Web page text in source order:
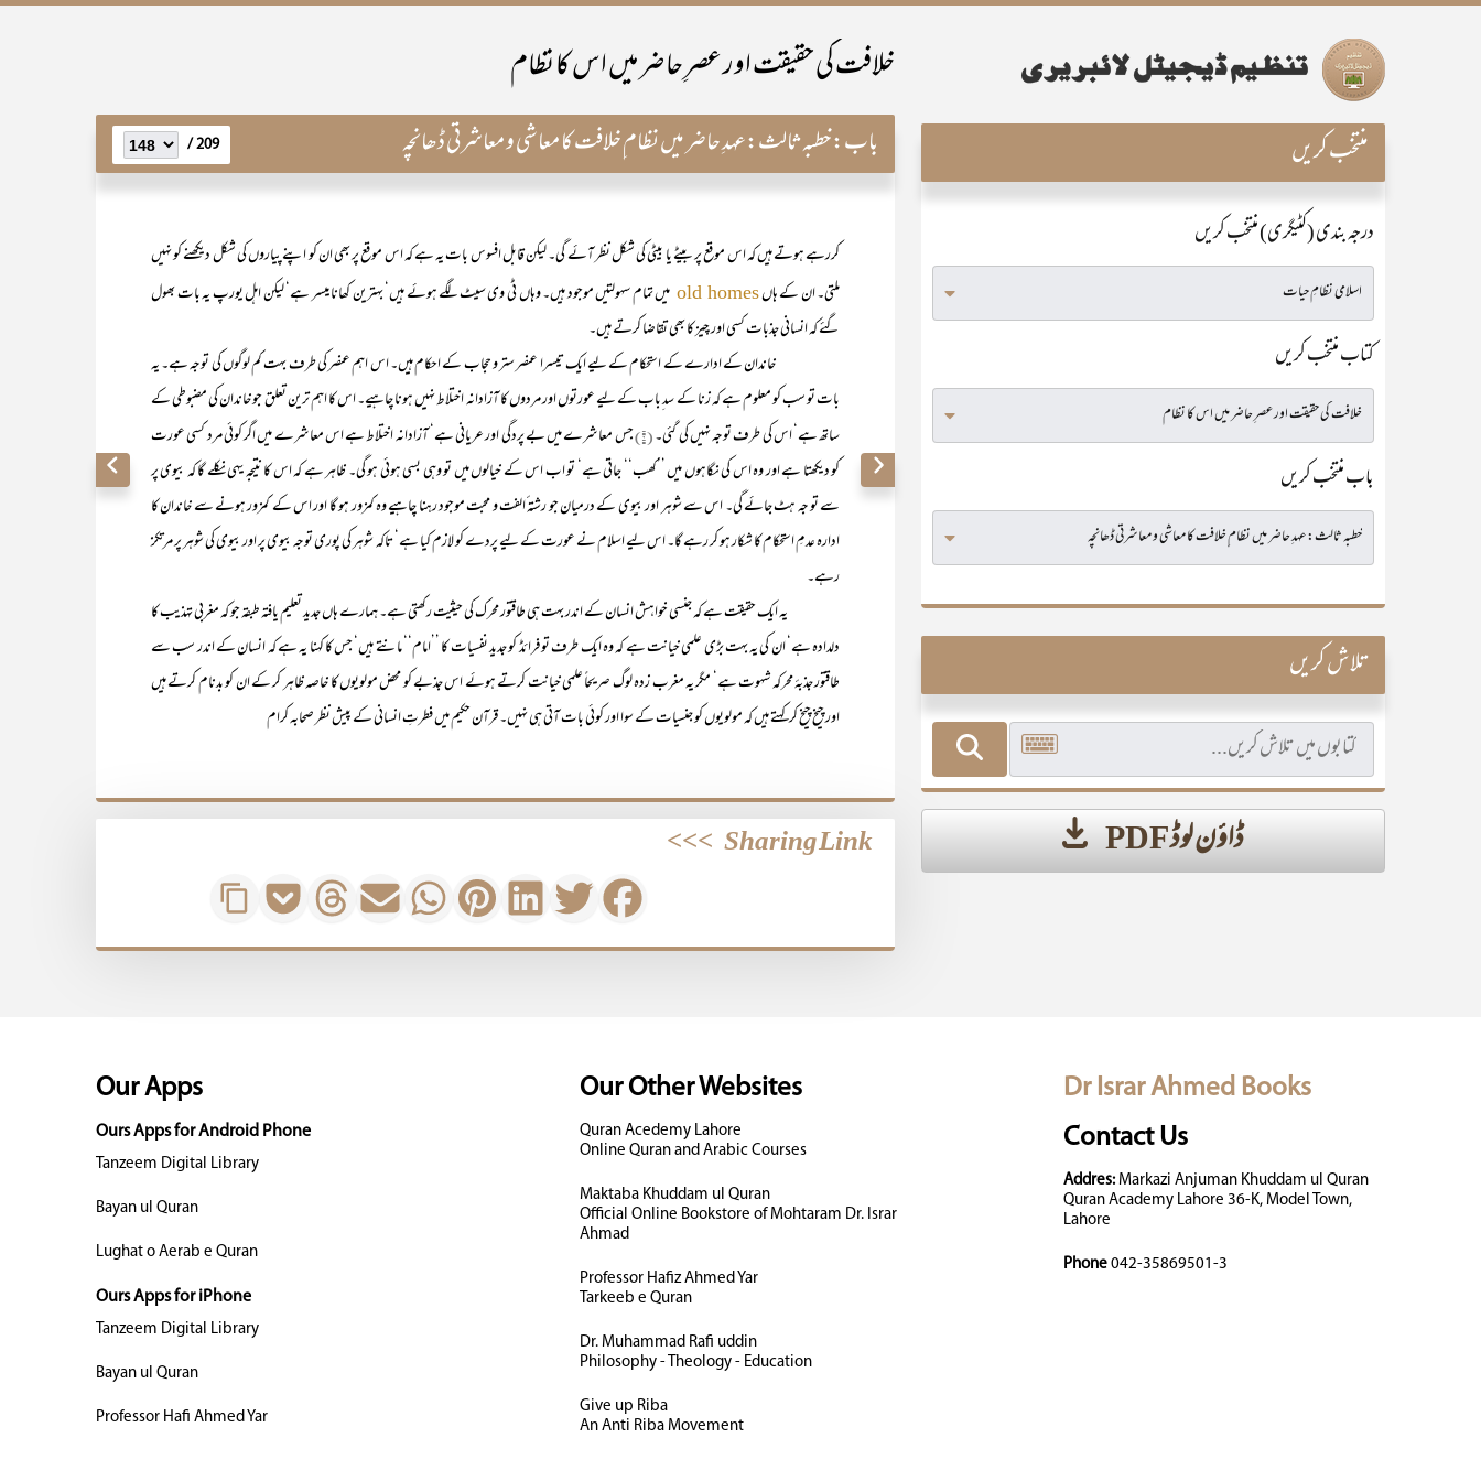
خلافت کی حقیقت اور عصرِ حاضر میں اس کا نظام
باب:خطبہ ثالث:عہدِ حاضر میں نظام ِخلافت کا معاشی و معاشرتی ڈھانچہ 209 /
کررہے ہوتے ہیں کہ اس موقع پر بیٹے یا بیٹی کی شکل نظر آئے گی۔ لیکن قابل افسوس بات یہ ہے کہ اس موقع پر بھی ان کو اپنے پیاروں کی شکل دیکھنے کو نہیں
ملتی۔ ان کے ہاںold homes میں تمام سہولتیں موجود ہیں۔ وہاں ٹی وی سیٹ لگے ہوئے ہیں‘ بہترین کھانا میسر ہے‘ لیکن اہل یورپ یہ بات بھول
گئے کہ انسانی جذبات کسی اور چیز کا بھی تقاضا کرتے ہیں۔
خاندان کے ادارے کے استحکام کے لیے ایک تیسرا عنصر ستر و حجاب کے احکام ہیں۔ اس اہم عنصر کی طرف بہت کم لوگوں کی توجہ ہے۔ یہ
بات تو سب کو معلوم ہے کہ زنا کے سد ِباب کے لیے عورتوں اور مردوں کا آزادانہ اختلاط نہیں ہونا چاہیے۔ اس کا اہم ترین تعلق جو خاندان کی مضبوطی کے
ساتھ ہے‘ اس کی طرف توجہ نہیں کی گئی۔(۶) جس معاشرے میں بے پردگی اور عریانی ہے‘ آزادانہ اختلاط ہے اس معاشرے میں اگر کوئی مرد کسی عورت
کو دیکھتا ہے اور وہ اس کی نگاہوں میں ’’کھب‘‘ جاتی ہے‘ تو اب اس کے خیالوں میں تو وہی بسی ہوئی ہو گی۔ ظاہر ہے کہ اس کا نتیجہ یہی نکلے گا کہ بیوی پر
سے تو جہ ہٹ جائے گی۔ اس سے شوہر اور بیوی کے درمیان جو رشتہ ٔالفت و محبت موجود رہنا چاہیے وہ کمزور ہو گا اور اس کے کمزور ہونے سے خاندان کا
ادارہ عدمِ استحکام کا شکار ہو کر رہے گا۔ اس لیے اسلام نے عورت کے لیے پردے کو لازم کیا ہے‘ تاکہ شوہر کی پوری توجہ بیوی پر اور بیوی کی شوہر پر مرتکز
رہے۔
یہ ایک حقیقت ہے کہ جنسی خواہش انسان کے اندر بہت ہی طاقتور محرک کی حیثیت رکھتی ہے۔ ہمارے ہاں جدید تعلیم یافتہ طبقہ جو کہ مغربی تہذیب کا
دلدادہ ہے‘ ان کی یہ بہت بڑی علمی خیانت ہے کہ وہ ایک طرف تو فرائڈ کو جدید نفسیات کا ’’امام‘‘ مانتے ہیں‘ جس کا کہنا یہ ہے کہ انسان کے اندر سب سے
طاقتور جذبۂ محرکہ شہوت ہے‘ مگر یہ مغرب زدہ لوگ صریحاً علمی خیانت کرتے ہوئے اس جذبے کو محض مولویوں کا خاصہ ظاہر کر کے ان کو بدنام کرتے ہیں
اور چیخ چیخ کر کہتے ہیں کہ مولویوں کو جنسیات کے سوا اور کوئی بات آتی ہی نہیں۔ قرآن حکیم میں فطرتِ انسانی کے پیش نظر صحابہ کرام
Sharing Link
>>>
منتخب کریں
درجہ بندی (کٹیگری) منتخب کریں
کتاب منتخب کریں
باب منتخب کریں
تلاش کریں
ڈاؤن لوڈ PDF
Dr Israr Ahmed Books
Contact Us
Addres:Markazi Anjuman Khuddam ul Quran
Quran Academy Lahore 36-K, Model Town,
Lahore
Phone 042-35869501-3
Our Other Websites
Quran Acedemy Lahore
Online Quran and Arabic Courses
Maktaba Khuddam ul Quran
Official Online Bookstore of Mohtaram Dr. Israr
Ahmad
Professor Hafiz Ahmed Yar
Tarkeeb e Quran
Dr. Muhammad Rafi uddin
Philosophy - Theology - Education
Give up Riba
An Anti Riba Movement
Our Apps
Ours Apps for Android Phone
Tanzeem Digital Library
Bayan ul Quran
Lughat o Aerab e Quran
Ours Apps for iPhone
Tanzeem Digital Library
Bayan ul Quran
Professor Hafi Ahmed Yar